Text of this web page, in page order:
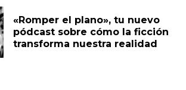
«Romper el plano», tu nuevo
pódcast sobre cómo la ficción
transforma nuestra realidad